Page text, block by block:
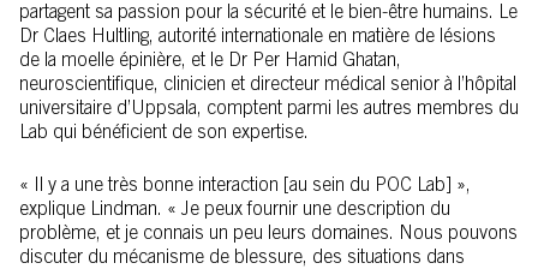
partagent sa passion pour la sécurité et le bien-être humains. Le
Dr Claes Hultling, autorité internationale en matière de lésions
de la moelle épinière, et le Dr Per Hamid Ghatan,
neuroscientifique, clinicien et directeur médical senior à l’hôpital
universitaire d’Uppsala, comptent parmi les autres membres du
Lab qui bénéficient de son expertise.
« Il y a une très bonne interaction [au sein du POC Lab] »,
explique Lindman. « Je peux fournir une description du
problème, et je connais un peu leurs domaines. Nous pouvons
discuter du mécanisme de blessure, des situations dans